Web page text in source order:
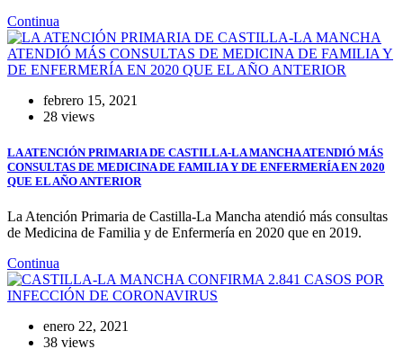
Continua
febrero 15, 2021
28 views
LA ATENCIÓN PRIMARIA DE CASTILLA-LA MANCHA ATENDIÓ MÁS
CONSULTAS DE MEDICINA DE FAMILIA Y DE ENFERMERÍA EN 2020
QUE EL AÑO ANTERIOR
La Atención Primaria de Castilla-La Mancha atendió más consultas
de Medicina de Familia y de Enfermería en 2020 que en 2019.
Continua
enero 22, 2021
38 views